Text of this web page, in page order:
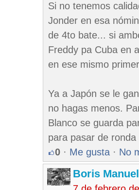
Si no tenemos
Jonder en esa
de 4to bate... si
Freddy pa Cuba en
en ese mismo
Ya a Japón se le
no hagas menos.
Blanco se guarda
para pasar de
0 · Me gusta · No
Boris